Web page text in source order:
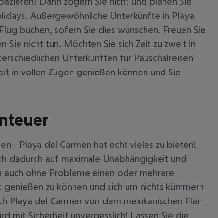
Außergewöhnliche Unterkünfte in Playa
buchen, sofern Sie dies wünschen. Freuen Sie
Sie nicht tun. Möchten Sie sich Zeit zu zweit in
Unterkünften für Pauschalreisen
in vollen Zügen genießen können und Sie
- Playa del Carmen hat echt vieles zu bieten!
dadurch auf maximale Unabhängigkeit und
ohne Probleme einen oder mehrere
zu können und sich um nichts kümmern
Playa del Carmen von dem mexikanischen Flair
mit Sicherheit unvergesslich! Lassen Sie die